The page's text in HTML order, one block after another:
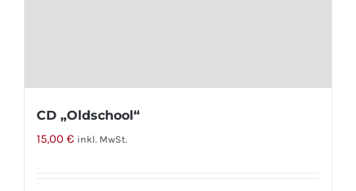
CD „Oldschool“
15,00 € inkl. MwSt.